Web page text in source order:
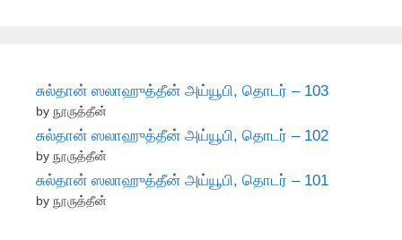
சுல்தான் ஸலாஹுத்தீன் அய்யூபி, தொடர் – 103
by நூருத்தீன்
சுல்தான் ஸலாஹுத்தீன் அய்யூபி, தொடர் – 102
by நூருத்தீன்
சுல்தான் ஸலாஹுத்தீன் அய்யூபி, தொடர் – 101
by நூருத்தீன்